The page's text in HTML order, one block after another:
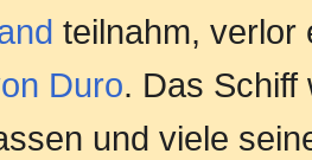
teilnahm,
Duro. Das Schiff
und viele